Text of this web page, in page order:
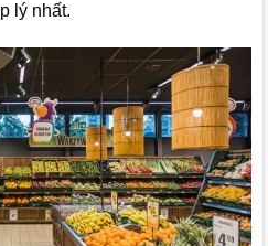
lý nhất.